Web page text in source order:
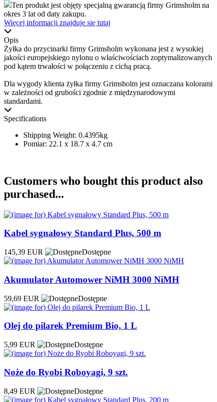
Ten produkt jest objęty specjalną gwarancją firmy Grimsholm na
okres 3 lat od daty zakupu.
Więcej informacji znajduje się tutaj
Opis
Żyłka do przycinarki firmy Grimsholm wykonana jest z wysokiej
jakości europejskiego nylonu o właściwościach zoptymalizowanych
pod kątem trwałości w połączeniu z cichą pracą.
Dla wygody klienta żyłka firmy Grimsholm jest oznaczana kolorami
w zależności od grubości zgodnie z międzynarodowymi
standardami.
Specifications
Shipping Weight: 0.4395kg
Pomiar: 22.1 x 18.7 x 4.7 cm
Customers who bought this product also
purchased...
Kabel sygnałowy Standard Plus, 500 m
145,39 EUR Dostępne
Akumulator Automower NiMH 3000 NiMH
59,69 EUR Dostępne
Olej do pilarek Premium Bio, 1 L
5,99 EUR Dostępne
Noże do Ryobi Roboyagi, 9 szt.
8,49 EUR Dostępne